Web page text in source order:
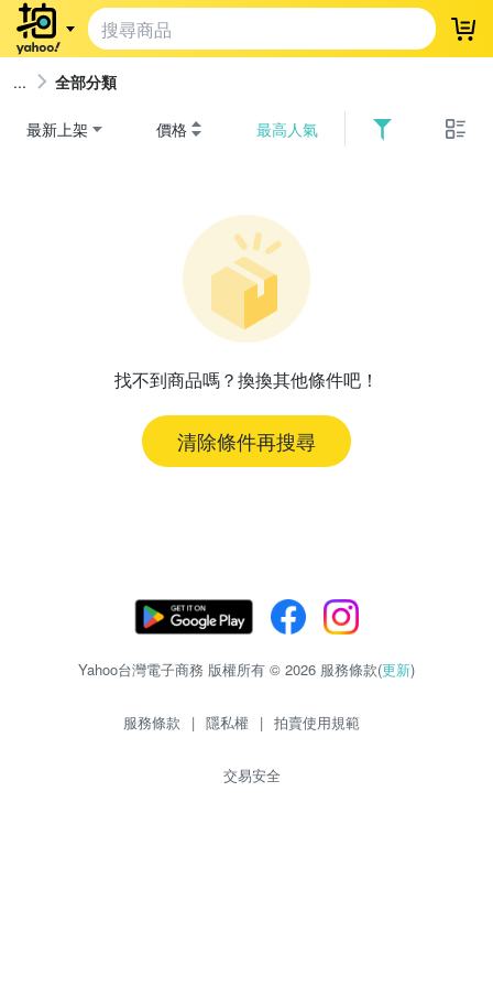
登
全部分類
最新上架 價格 最高人氣
找不到商品嗎？換換其他條件吧！
清除條件再搜尋
Yahoo台灣電子商務 版權所有 © 2026 服務條款(更新)
服務條款 | 隱私權 | 拍賣使用規範
交易安全